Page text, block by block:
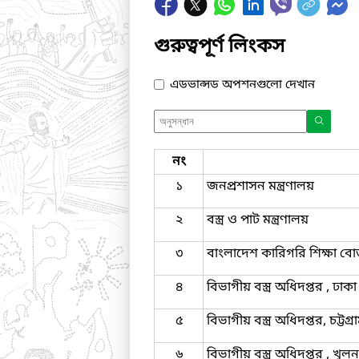
গুরুত্বপূর্ণ লিংকস
এডভান্সড অপশনগুলো দেখান
নং
১
জনপ্রশাসন মন্ত্রণালয়
২
বস্ত্র ও পাট মন্ত্রণালয়
৩
বাংলাদেশ কারিগরি শিক্ষা
৪
বিভাগীয় বস্ত্র অধিদপ্তর , ঢাকা
৫
বিভাগীয় বস্ত্র অধিদপ্তর,
৬
বিভাগীয় বস্ত্র অধিদপ্তর ,